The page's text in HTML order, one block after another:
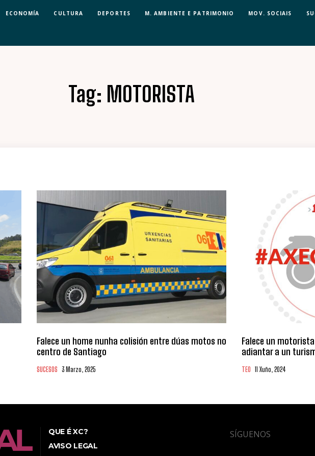
ECONOMÍA CULTURA DEPORTES M. AMBIENTE E PATRIMONIO MOV. SOCIAIS
Tag: MOTORISTA
Falece un home nunha colisión entre dúas motos no
centro de Santiago
SUCESOS 3 Marzo, 2025
Falece un
adiantar a un
TEO 11 Xuño, 2024
QUE É XC?
AVISO LEGAL
SÍGUENOS